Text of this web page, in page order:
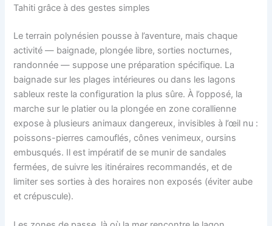
Tahiti grâce à des gestes simples
Le terrain polynésien pousse à l’aventure, mais chaque
activité — baignade, plongée libre, sorties nocturnes,
randonnée — suppose une préparation spécifique. La
baignade sur les plages intérieures ou dans les lagons
sableux reste la configuration la plus sûre. À l’opposé, la
marche sur le platier ou la plongée en zone corallienne
expose à plusieurs animaux dangereux, invisibles à l’œil nu :
poissons-pierres camouflés, cônes venimeux, oursins
embusqués. Il est impératif de se munir de sandales
fermées, de suivre les itinéraires recommandés, et de
limiter ses sorties à des horaires non exposés (éviter aube
et crépuscule).